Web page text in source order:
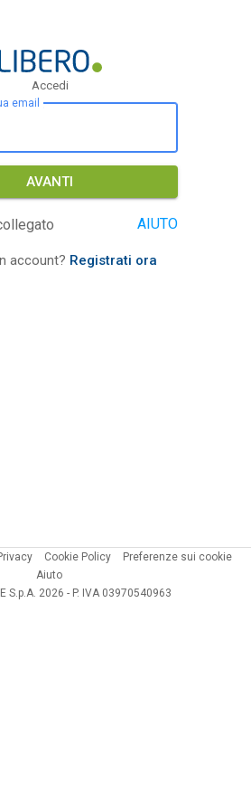
Accedi
email
AVANTI
AIUTO
account? Registrati ora
Cookie Policy
Preferenze sui cookie
Aiuto
S.p.A. 2026 - P. IVA 03970540963